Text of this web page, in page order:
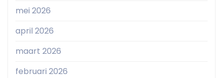
mei 2026
april 2026
maart 2026
februari 2026